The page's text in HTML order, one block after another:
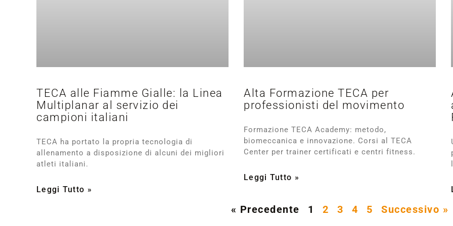
TECA alle Fiamme Gialle: la Linea
Multiplanar al servizio dei
campioni italiani
TECA ha portato la propria tecnologia di
allenamento a disposizione di alcuni dei migliori
atleti italiani.
Leggi Tutto »
Alta Formazione TECA per
professionisti del movimento
Formazione TECA Academy: metodo,
biomeccanica e innovazione. Corsi al TECA
Center per trainer certificati e centri fitness.
Leggi Tutto »
« Precedente 1 2 3 4 5 Successivo »